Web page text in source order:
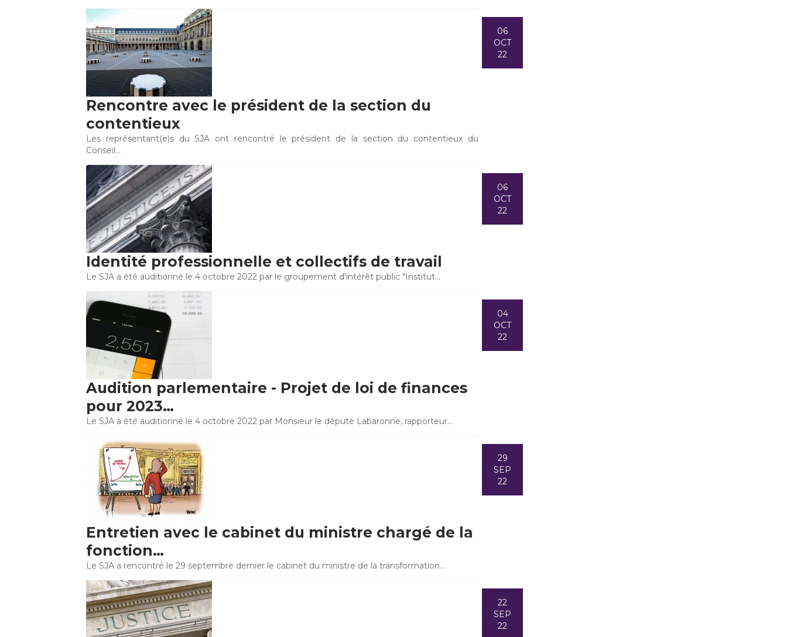
06
OCT
22
Rencontre avec le président de la section du
contentieux
Les représentant(e)s du SJA ont rencontré le président de la section du contentieux du
Conseil…
06
OCT
22
Identité professionnelle et collectifs de travail
Le SJA a été auditionné le 4 octobre 2022 par le groupement d'intérêt public "Institut…
04
OCT
22
Audition parlementaire - Projet de loi de finances
pour 2023…
Le SJA a été auditionné le 4 octobre 2022 par Monsieur le député Labaronne, rapporteur…
29
SEP
22
Entretien avec le cabinet du ministre chargé de la
fonction…
Le SJA a rencontré le 29 septembre dernier le cabinet du ministre de la transformation…
22
SEP
22